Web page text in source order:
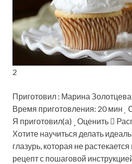
2
Приготовил : Марина
Время приготовления: 20 мин
Я приготовил(а)
Оценить
Хотите научиться делать
глазурь, которая не
рецепт с пошаговой